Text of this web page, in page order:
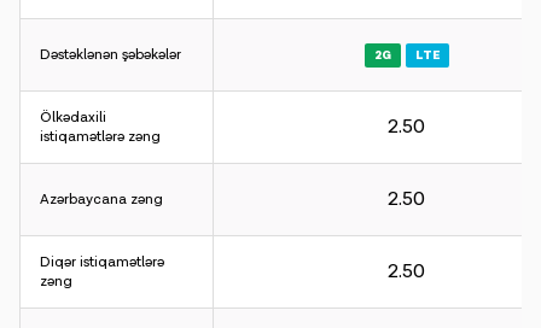
Dəstəklənən şəbəkələr
Ölkədaxili
istiqamətlərə zəng
Azərbaycana zəng
Diqər istiqamətlərə
zəng
2G LTE
2.50
2.50
2.50